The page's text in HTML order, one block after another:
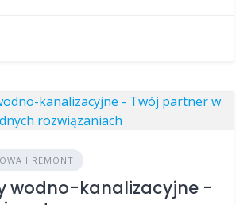
I REMONT
wodno-kanalizacyjne -